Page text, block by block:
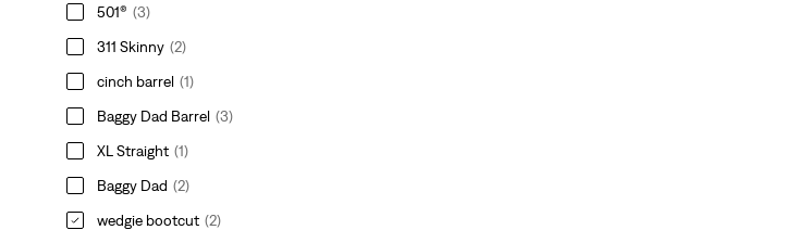
501® (3)
311 Skinny (2)
cinch barrel (1)
Baggy Dad Barrel (3)
XL Straight (1)
Baggy Dad (2)
wedgie bootcut (2)